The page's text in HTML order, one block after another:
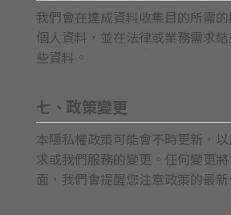
我們會在達成資料收集目的所需
個人資料，並在法律或業務需求
些資料。
七、政策變更
本隱私權政策可能會不時更新，
求或我們服務的變更。任何變更
面，我們會提醒您注意政策的最新